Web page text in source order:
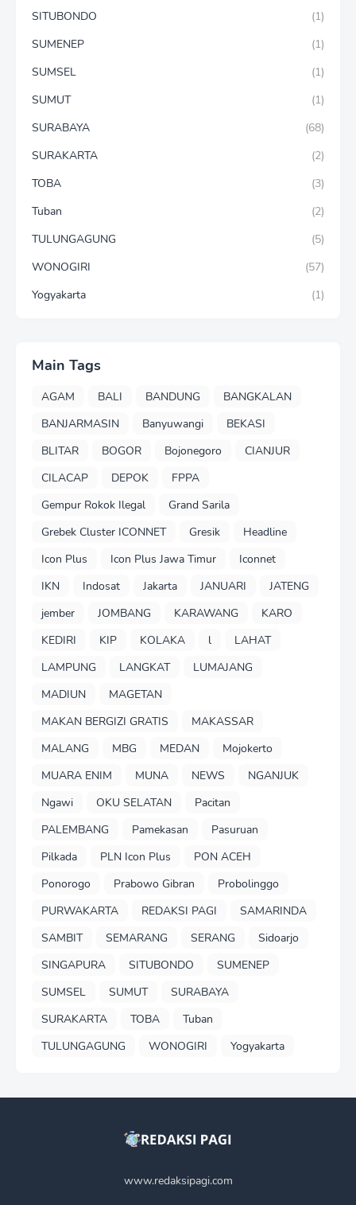
SITUBONDO
(1)
SUMENEP
(1)
SUMSEL
(1)
SUMUT
(1)
SURABAYA
(68)
SURAKARTA
(2)
TOBA
(3)
Tuban
(2)
TULUNGAGUNG
(5)
WONOGIRI
(57)
Yogyakarta
(1)
Main Tags
AGAM BALI BANDUNG
BANGKALAN
BANJARMASIN
Banyuwangi
BEKASI
BLITAR
BOGOR Bojonegoro
CIANJUR
CILACAP
DEPOK
FPPA
Gempur Rokok Ilegal
Grand Sarila
Grebek Cluster ICONNET
Gresik
Headline
Icon Plus
Icon Plus Jawa Timur
Iconnet
IKN
Indosat Jakarta JANUARI
JATENG
jember
JOMBANG KARAWANG
KARO
KEDIRI
KIP KOLAKA l
LAHAT
LAMPUNG
LANGKAT
LUMAJANG
MADIUN
MAGETAN
MAKAN BERGIZI GRATIS
MAKASSAR
MALANG
MBG MEDAN
Mojokerto
MUARA ENIM
MUNA NEWS
NGANJUK
Ngawi
OKU SELATAN
Pacitan
PALEMBANG
Pamekasan
Pasuruan
Pilkada
PLN Icon Plus
PON ACEH
Ponorogo
Prabowo Gibran
Probolinggo
PURWAKARTA
REDAKSI PAGI
SAMARINDA
SAMBIT
SEMARANG SERANG
Sidoarjo
SINGAPURA
SITUBONDO
SUMENEP
SUMSEL
SUMUT
SURABAYA
SURAKARTA
TOBA
Tuban
TULUNGAGUNG
WONOGIRI Yogyakarta
www.redaksipagi.com